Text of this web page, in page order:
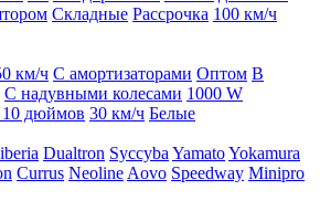
Складные Рассрочка 100 км/ч
км/ч С амортизаторами Оптом В
С надувными колесами 1000 W
дюймов 30 км/ч Белые
Dualtron Syccyba YamatoYokamura
Currus Neoline Aovo Speedway Minipro